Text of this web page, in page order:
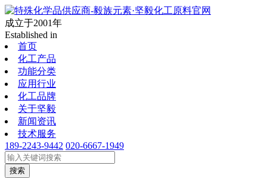
成立于2001年
Established in
首页
化工产品
功能分类
应用行业
化工品牌
关于坚毅
新闻资讯
技术服务
189-2243-9442 020-6667-1949
搜索